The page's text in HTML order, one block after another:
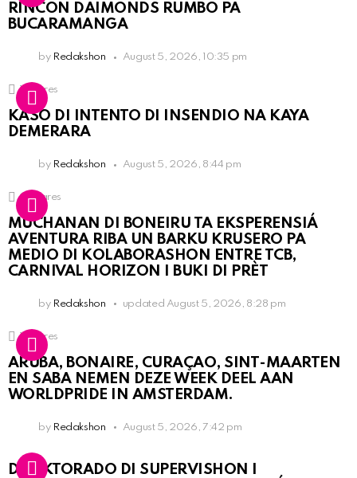
RINCON DAIMONDS RUMBO PA
BUCARAMANGA
by Redakshon August 5, 2026, 10:35 pm
1 Shares
KASO DI INTENTO DI INSENDIO NA KAYA
DEMERARA
by Redakshon August 5, 2026, 8:44 pm
2 Shares
MUCHANAN DI BONEIRU TA EKSPERENSIÁ
AVENTURA RIBA UN BARKU KRUSERO PA
MEDIO DI KOLABORASHON ENTRE TCB,
CARNIVAL HORIZON I BUKI DI PRÈT
by Redakshon updated August 5, 2026, 8:28 pm
1 Shares
ARUBA, BONAIRE, CURAÇAO, SINT-MAARTEN
EN SABA NEMEN DEZE WEEK DEEL AAN
WORLDPRIDE IN AMSTERDAM.
by Redakshon August 5, 2026, 7:42 pm
DIREKTORADO DI SUPERVISHON I